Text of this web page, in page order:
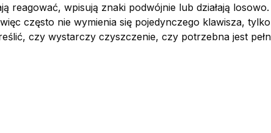
wpisują znaki podwójnie lub działają
często nie wymienia się pojedynczego klawisza, tylko
czy wystarczy czyszczenie, czy potrzebna jest